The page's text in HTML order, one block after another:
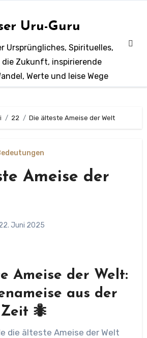
Uru-Guru
Ursprüngliches, Spirituelles,
die Zukunft, inspirierende
Werte und leise Wege
22 Die älteste Ameise der Welt
Ameise der
Juni 2025
Ameise der Welt:
aus der
🐜